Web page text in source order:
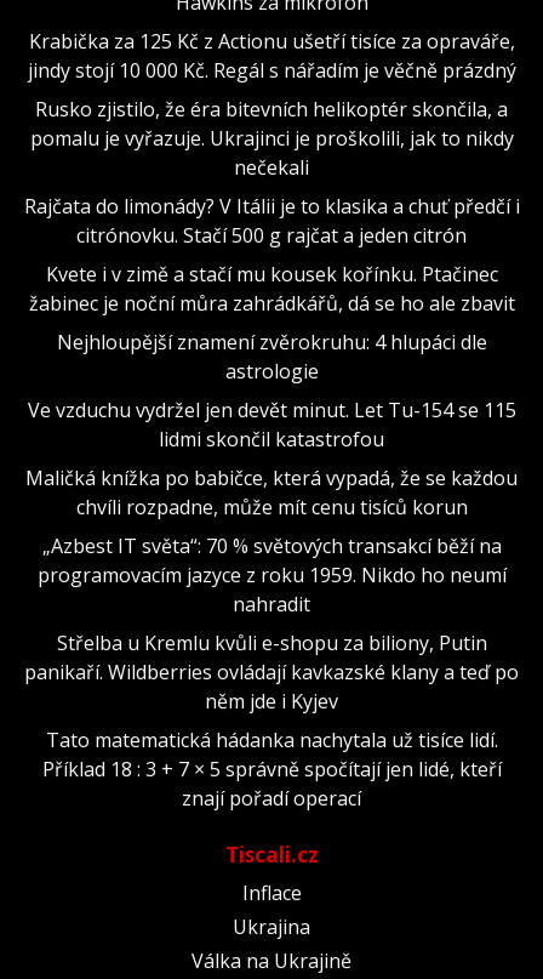
Krabička za 125 Kč z Actionu ušetří tisíce za opraváře,
jindy stojí 10 000 Kč. Regál s nářadím je věčně prázdný
Rusko zjistilo, že éra bitevních helikoptér skončila, a
pomalu je vyřazuje. Ukrajinci je proškolili, jak to nikdy
nečekali
Rajčata do limonády? V Itálii je to klasika a chuť předčí i
citrónovku. Stačí 500 g rajčat a jeden citrón
Kvete i v zimě a stačí mu kousek kořínku. Ptačinec
žabinec je noční můra zahrádkářů, dá se ho ale zbavit
Nejhloupější znamení zvěrokruhu: 4 hlupáci dle
astrologie
Ve vzduchu vydržel jen devět minut. Let Tu-154 se 115
lidmi skončil katastrofou
Maličká knížka po babičce, která vypadá, že se každou
chvíli rozpadne, může mít cenu tisíců korun
„Azbest IT světa“: 70 % světových transakcí běží na
programovacím jazyce z roku 1959. Nikdo ho neumí
nahradit
Střelba u Kremlu kvůli e-shopu za biliony, Putin
panikaří. Wildberries ovládají kavkazské klany a teď po
něm jde i Kyjev
Tato matematická hádanka nachytala už tisíce lidí.
Příklad 18 : 3 + 7 × 5 správně spočítají jen lidé, kteří
znají pořadí operací
Tiscali.cz
Inflace
Ukrajina
Válka na Ukrajině